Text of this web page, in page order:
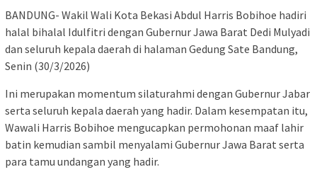
BANDUNG- Wakil Wali Kota Bekasi Abdul Harris Bobihoe hadiri
halal bihalal Idulfitri dengan Gubernur Jawa Barat Dedi Mulyadi
dan seluruh kepala daerah di halaman Gedung Sate Bandung,
Senin (30/3/2026)
Ini merupakan momentum silaturahmi dengan Gubernur Jabar
serta seluruh kepala daerah yang hadir. Dalam kesempatan itu,
Wawali Harris Bobihoe mengucapkan permohonan maaf lahir
batin kemudian sambil menyalami Gubernur Jawa Barat serta
para tamu undangan yang hadir.